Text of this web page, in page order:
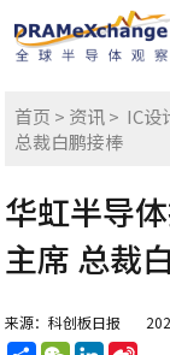
首页 > 资讯> IC设
总裁白鹏接棒
华虹半导
主席 总裁
来源：科创板日报